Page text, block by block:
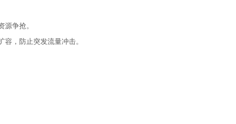
源争抢。
，防止突发流量冲击。